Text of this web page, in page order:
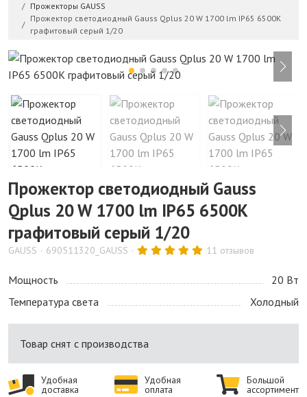
Прожекторы GAUSS
Прожектор светодиодный Gauss Qplus 20 W 1700 lm IP65 6500K
графитовый серый 1/20
Прожектор светодиодный Gauss
Qplus 20 W 1700 lm IP65 6500K
графитовый серый 1/20
GAUSS 690511320_GAUSS 11 отзывов
Мощность
20 Bт
Температура света
Холодный
Товар снят с производства
Удобная
доставка
Удобная
оплата
Большой
ассортимент